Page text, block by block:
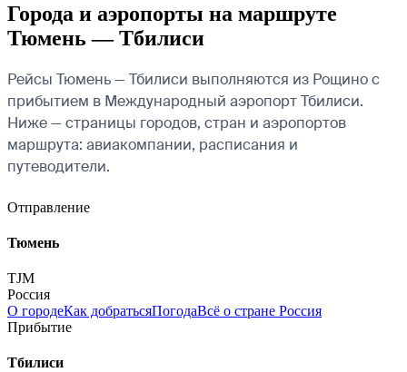
Города и аэропорты на маршруте
Тюмень — Тбилиси
Рейсы Тюмень — Тбилиси выполняются из Рощино с
прибытием в Международный аэропорт Тбилиси.
Ниже — страницы городов, стран и аэропортов
маршрута: авиакомпании, расписания и
путеводители.
Отправление
Тюмень
TJM
Россия
О городеКак добратьсяПогодаВсё о стране Россия
Прибытие
Тбилиси